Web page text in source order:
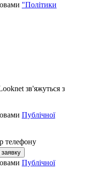
"Політики
зв'яжуться з
Публічної
телефону
Публічної